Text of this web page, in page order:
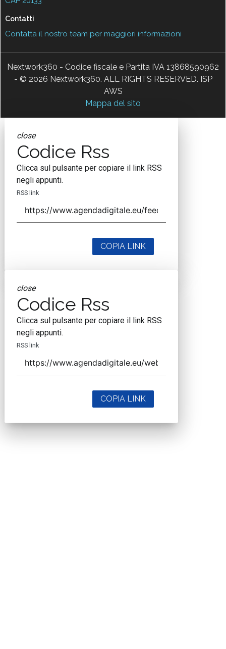
Contatti
Contatta il nostro team per maggiori informazioni
Nextwork360 - Codice fiscale e Partita IVA 13868590962
- © 2026 Nextwork360. ALL RIGHTS RESERVED. ISP
AWS
Mappa del sito
close
Codice Rss
Clicca sul pulsante per copiare il link RSS
negli appunti.
RSS link
COPIA LINK
close
Codice Rss
Clicca sul pulsante per copiare il link RSS
negli appunti.
RSS link
COPIA LINK